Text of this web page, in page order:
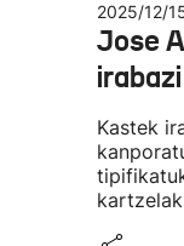
2025/12/
Jose
Kastek